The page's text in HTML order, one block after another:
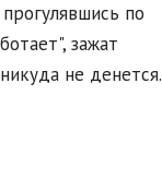
по
зажат
не денется.